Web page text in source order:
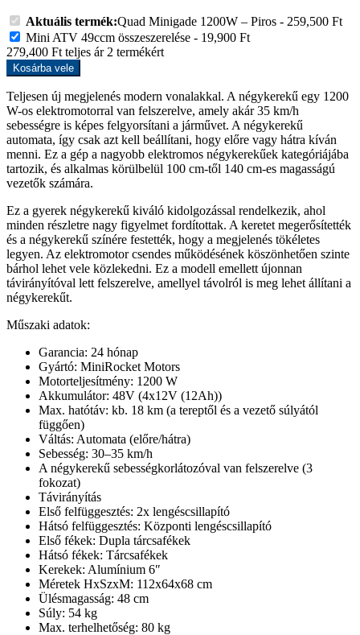
Aktuális termék:Quad Minigade 1200W – Piros - 259,500 Ft
Mini ATV 49ccm összeszerelése - 19,900 Ft
279,400 Ft teljes ár 2 termékért
Kosárba vele
Teljesen új megjelenés modern vonalakkal. A négykerekű egy 1200
W-os elektromotorral van felszerelve, amely akár 35 km/h
sebességre is képes felgyorsítani a járművet. A négykerekű
automata, így csak azt kell beállítani, hogy előre vagy hátra kíván
menni. Ez a gép a nagyobb elektromos négykerekűek kategóriájába
tartozik, és alkalmas körülbelül 100 cm-től 140 cm-es magasságú
vezetők számára.
Ez a gyerek négykerekű kiváló kidolgozással rendelkezik, ahol
minden részletre nagy figyelmet fordítottak. A keretet megerősítették
és a négykerekű színére festették, hogy a megjelenés tökéletes
legyen. Az elektromotor csendes működésének köszönhetően szinte
bárhol lehet vele közlekedni. Ez a modell emellett újonnan
távirányítóval lett felszerelve, amellyel távolról is meg lehet állítani a
négykerekűt.
Műszaki adatok:
Garancia: 24 hónap
Gyártó: MiniRocket Motors
Motorteljesítmény: 1200 W
Akkumulátor: 48V (4x12V (12Ah))
Max. hatótáv: kb. 18 km (a tereptől és a vezető súlyától
függően)
Váltás: Automata (előre/hátra)
Sebesség: 30–35 km/h
A négykerekű sebességkorlátozóval van felszerelve (3
fokozat)
Távirányítás
Első felfüggesztés: 2x lengéscsillapító
Hátsó felfüggesztés: Központi lengéscsillapító
Első fékek: Dupla tárcsafékek
Hátsó fékek: Tárcsafékek
Kerekek: Alumínium 6″
Méretek HxSzxM: 112x64x68 cm
Ülésmagasság: 48 cm
Súly: 54 kg
Max. terhelhetőség: 80 kg